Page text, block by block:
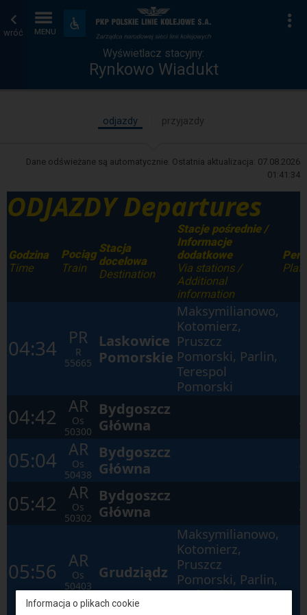
wróć MENU
Dostępność
i
udogodnienia
Wyświetlacz
stacyjny
Strona
główna
Wyświetlacz stacyjny:
Rynkowo Wiadukt
odjazdy przyjazdy
Dane odświeżane są automatycznie. Ostatnia aktualizacja: 07.08.2026
01:41:34
ODJAZDY Departures
Godzina
Time
Pociąg
Train
Stacja
docelowa
Destination
Stacje pośrednie /
Informacje
dodatkowe
Via stations /
Additional
information
04:34 PR
R
55665
Laskowice
Pomorskie
Maksymilianowo,
Kotomierz,
Pruszcz
Pomorski, Parlin,
Terespol
Pomorski
04:42 AR
Os
50300
Bydgoszcz
Główna
05:04 AR
Os
50438
Bydgoszcz
Główna
05:42 AR
Os
50302
Bydgoszcz
Główna
05:56 AR
Os
50403
Grudziądz
Maksymilianowo,
Kotomierz,
Pruszcz
Pomorski, Parlin,
Laskowice
Informacja o plikach cookie